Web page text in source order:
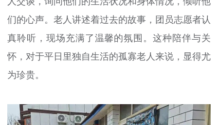
们的心声。老人讲述着过去的故事，团员志愿者认
真聆听，现场充满了温馨的氛围。这种陪伴与关
怀，对于平日里独自生活的孤寡老人来说，显得尤
为珍贵。